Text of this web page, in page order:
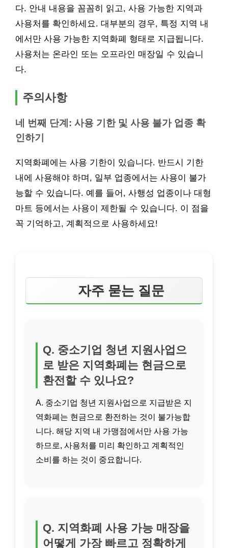
다. 안내 내용을 꼼꼼히 읽고, 사용 가능한 지역과
사용처를 확인하세요. 대부분의 경우, 특정 지역 내
에서만 사용 가능한 지역화폐 형태로 지급됩니다.
사용처는 온라인 또는 오프라인 매장일 수 있습니
다.
주의사항
네 번째 단계: 사용 기한 및 사용 불가 업종 확
인하기
지역화폐에는 사용 기한이 있습니다. 반드시 기한
내에 사용해야 하며, 일부 업종에서는 사용이 불가
능할 수 있습니다. 예를 들어, 사행성 업종이나 대형
마트 등에서는 사용이 제한될 수 있습니다. 이 점을
꼭 기억하고, 계획적으로 사용하세요!
자주 묻는 질문
Q. 중소기업 청년 지원사업으
로 받은 지역화폐는 현금으로
환전할 수 있나요?
A. 중소기업 청년 지원사업으로 지급받은 지
역화폐는 현금으로 환전하는 것이 불가능합
니다. 해당 지역 내 가맹점에서만 사용 가능
하므로, 사용처를 미리 확인하고 계획적인
소비를 하는 것이 중요합니다.
Q. 지역화폐 사용 가능 매장을
어떻게 가장 빠르고 정확하게